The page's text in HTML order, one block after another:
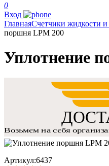
0
Вход
ГлавнаяСчетчики жидкости и
поршня LPM 200
Уплотнение
Артикул:6437